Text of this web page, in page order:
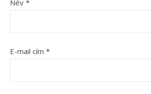
Név *
E-mail cím *